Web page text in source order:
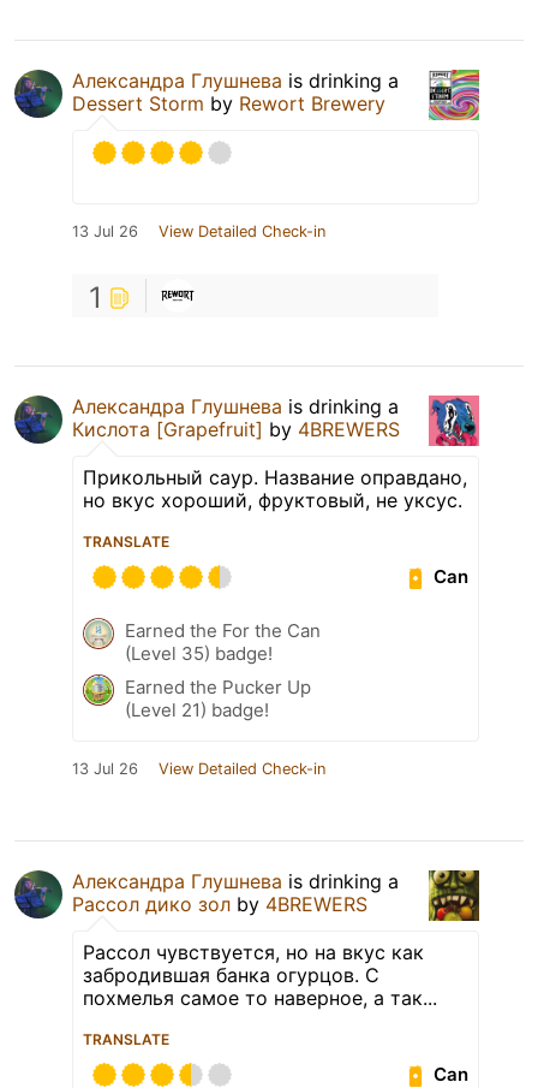
Александра Глушнева is drinking a
Dessert Storm by Rewort Brewery
13 Jul 26 View Detailed Check-in
1
Александра Глушнева is drinking a
Кислота [Grapefruit] by 4BREWERS
Прикольный саур. Название оправдано,
но вкус хороший, фруктовый, не уксус.
TRANSLATE
Can
Earned the For the Can
(Level 35) badge!
Earned the Pucker Up
(Level 21) badge!
13 Jul 26 View Detailed Check-in
Александра Глушнева is drinking a
Рассол дико зол by 4BREWERS
Рассол чувствуется, но на вкус как
забродившая банка огурцов. С
похмелья самое то наверное, а так...
TRANSLATE
Can